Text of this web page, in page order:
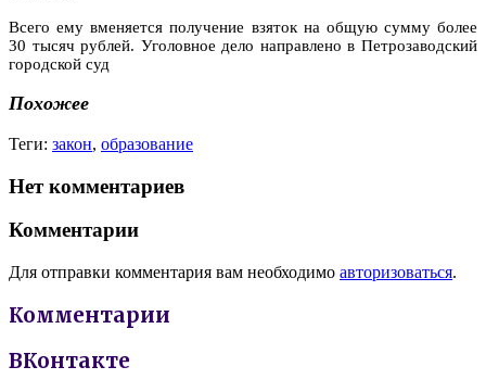
Всего ему вменяется получение взяток на общую сумму более
30 тысяч рублей. Уголовное дело направлено в Петрозаводский
городской суд
Похожее
Теги: закон, образование
Нет комментариев
Комментарии
Для отправки комментария вам необходимо авторизоваться.
Комментарии
ВКонтакте